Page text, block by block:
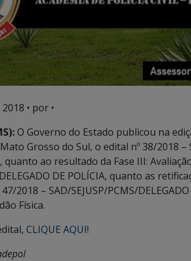
• por •
O Governo do Estado publicou na
Grosso do Sul, o edital nº 38/2018 –
quanto ao resultado da Fase III:
DE POLÍCIA, quanto as
2018 – SAD/SEJUSP/PCMS/
Física.
CLIQUE AQUI!